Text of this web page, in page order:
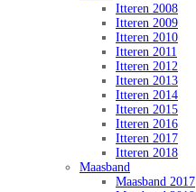
Itteren 2008
Itteren 2009
Itteren 2010
Itteren 2011
Itteren 2012
Itteren 2013
Itteren 2014
Itteren 2015
Itteren 2016
Itteren 2017
Itteren 2018
Maasband
Maasband 2017